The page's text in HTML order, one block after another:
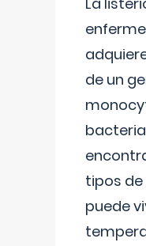
de un
tipos
puede